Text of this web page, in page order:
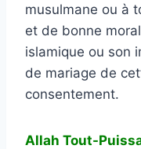
musulmane ou à
et de bonne
islamique ou son
de mariage de
consentement.
Allah Tout-